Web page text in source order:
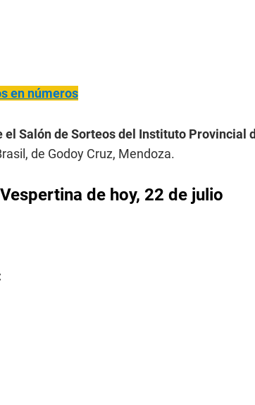
en números
el Salón de Sorteos del Instituto Provincial
de Godoy Cruz, Mendoza.
de hoy, 22 de julio